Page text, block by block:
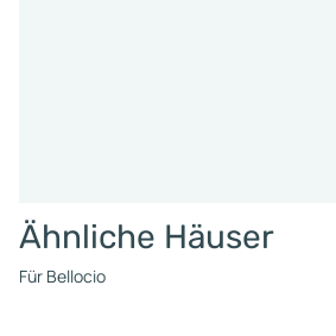
Ähnliche Häuser
Für Bellocio